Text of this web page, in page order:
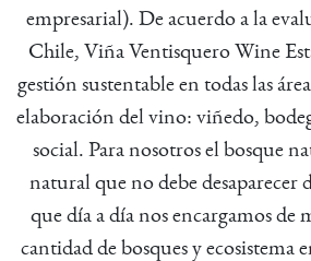
empresarial). De acuerdo a la
Chile, Viña Ventisquero Wine
gestión sustentable en todas las
elaboración del vino: viñedo,
social. Para nosotros el bosque
natural que no debe
que día a día nos encargamos de
cantidad de bosques y ecosistema